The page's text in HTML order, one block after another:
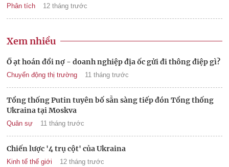
Phân tích 12 tháng trước
Xem nhiều
Ồ ạt hoán đổi nợ - doanh nghiệp địa ốc gửi đi thông điệp gì?
Chuyển động thị trường 11 tháng trước
Tổng thống Putin tuyên bố sẵn sàng tiếp đón Tổng thống
Ukraina tại Moskva
Quân sự 11 tháng trước
Chiến lược '4 trụ cột' của Ukraina
Kinh tế thế giới 12 tháng trước